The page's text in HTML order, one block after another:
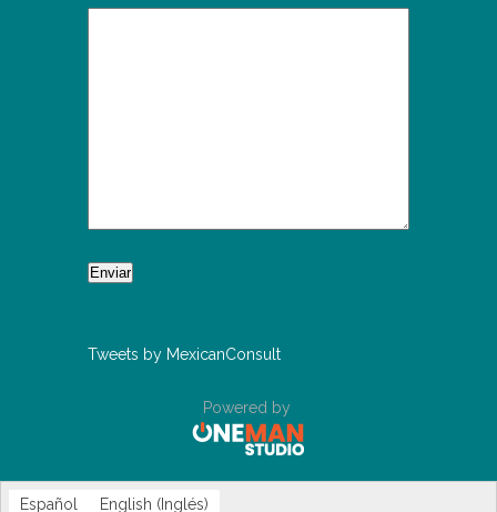
Tweets by MexicanConsult
Powered by
Español English ( Inglés)